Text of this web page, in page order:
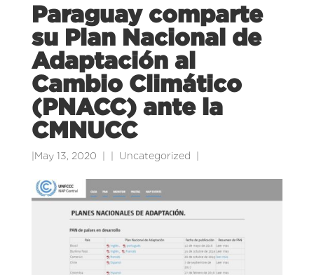
Paraguay comparte
su Plan Nacional de
Adaptación al
Cambio Climático
(PNACC) ante la
CMNUCC
May 13, 2020 Uncategorized